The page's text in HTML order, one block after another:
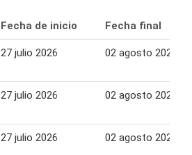
Fecha de inicio Fecha final
27 julio 2026 02 agosto 2026
27 julio 2026 02 agosto 2026
27 julio 2026 02 agosto 2026